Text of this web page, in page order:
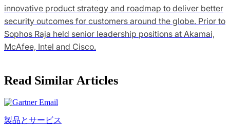
innovative product strategy and roadmap to deliver better
security outcomes for customers around the globe. Prior to
Sophos Raja held senior leadership positions at Akamai,
McAfee, Intel and Cisco.
Read Similar Articles
製品とサービス